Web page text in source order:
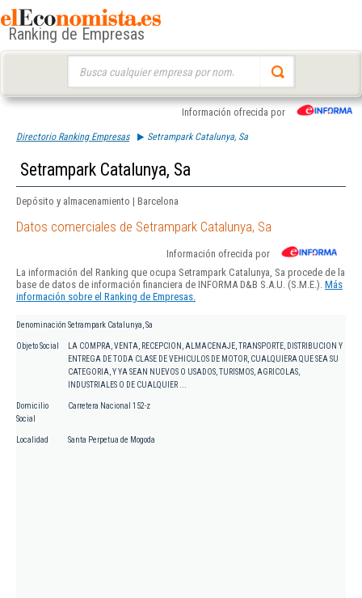
Ranking de Empresas
Información ofrecida por
Directorio Ranking Empresas Setrampark Catalunya, Sa
Setrampark Catalunya, Sa
Depósito y almacenamiento | Barcelona
Datos comerciales de Setrampark Catalunya, Sa
Información ofrecida por
La información del Ranking que ocupa Setrampark Catalunya, Sa procede de la
base de datos de información financiera de INFORMA D&B S.A.U. (S.M.E.). Más
información sobre el Ranking de Empresas.
Denominación Setrampark Catalunya, Sa
Objeto Social
LA COMPRA, VENTA, RECEPCION, ALMACENAJE, TRANSPORTE, DISTRIBUCION Y
ENTREGA DE TODA CLASE DE VEHICULOS DE MOTOR, CUALQUIERA QUE SEA SU
CATEGORIA, Y YA SEAN NUEVOS O USADOS, TURISMOS, AGRICOLAS,
INDUSTRIALES O DE CUALQUIER ...
Domicilio
Social
Carretera Nacional 152-z
Localidad Santa Perpetua de Mogoda